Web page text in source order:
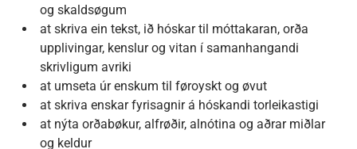
og skaldsøgum
at skriva ein tekst, ið hóskar til móttakaran, orða
upplivingar, kenslur og vitan í samanhangandi
skrivligum avriki
at umseta úr enskum til føroyskt og øvut
at skriva enskar fyrisagnir á hóskandi torleikastigi
at nýta orðabøkur, alfrøðir, alnótina og aðrar miðlar
og keldur